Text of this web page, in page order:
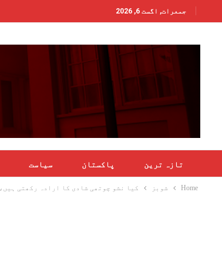
جمعرات, اگست 6, 2026
تازہ ترین پاکستان سیاست
Home شوبز کیا نشو چوتھی شادی کا ارادہ رکھتی ہیں،